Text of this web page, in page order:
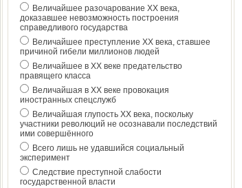
Величайшее разочарование ХХ века,
доказавшее невозможность построения
справедливого государства
Величайшее преступление ХХ века, ставшее
причиной гибели миллионов людей
Величайшее в ХХ веке предательство
правящего класса
Величайшая в ХХ веке провокация
иностранных спецслужб
Величайшая глупость ХХ века, поскольку
участники революций не осознавали последствий
ими совершённого
Всего лишь не удавшийся социальный
эксперимент
Следствие преступной слабости
государственной власти